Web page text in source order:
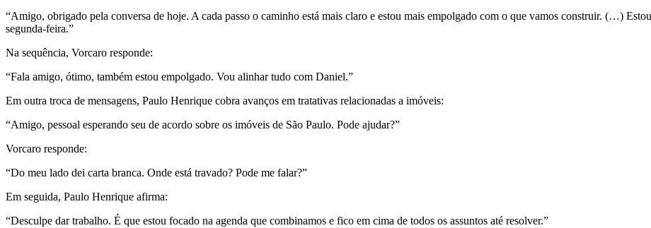
“Amigo, obrigado pela conversa de hoje. A cada passo o caminho está mais claro e estou mais empolgado com o que vamos construir. (…)
segunda-feira.”
Na sequência, Vorcaro responde:
“Fala amigo, ótimo, também estou empolgado. Vou alinhar tudo com Daniel.”
Em outra troca de mensagens, Paulo Henrique cobra avanços em tratativas relacionadas a imóveis:
“Amigo, pessoal esperando seu de acordo sobre os imóveis de São Paulo. Pode ajudar?”
Vorcaro responde:
“Do meu lado dei carta branca. Onde está travado? Pode me falar?”
Em seguida, Paulo Henrique afirma:
“Desculpe dar trabalho. É que estou focado na agenda que combinamos e fico em cima de todos os assuntos até resolver.”